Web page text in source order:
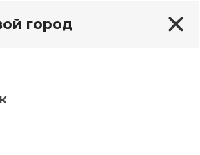
Крафт М 06 Кенди капучино
город